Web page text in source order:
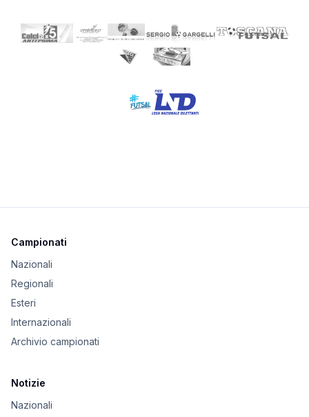
Campionati
Nazionali
Regionali
Esteri
Internazionali
Archivio campionati
Notizie
Nazionali